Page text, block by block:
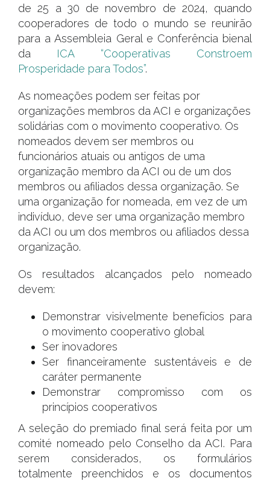
de 25 a 30 de novembro de 2024, quando
cooperadores de todo o mundo se reunirão
para a Assembleia Geral e Conferência bienal
da ICA “Cooperativas Constroem
Prosperidade para Todos”.
As nomeações podem ser feitas por
organizações membros da ACI e organizações
solidárias com o movimento cooperativo. Os
nomeados devem ser membros ou
funcionários atuais ou antigos de uma
organização membro da ACI ou de um dos
membros ou afiliados dessa organização. Se
uma organização for nomeada, em vez de um
indivíduo, deve ser uma organização membro
da ACI ou um dos membros ou afiliados dessa
organização.
Os resultados alcançados pelo nomeado
devem:
Demonstrar visivelmente benefícios para
o movimento cooperativo global
Ser inovadores
Ser financeiramente sustentáveis e de
caráter permanente
Demonstrar compromisso com os
princípios cooperativos
A seleção do premiado final será feita por um
comité nomeado pelo Conselho da ACI. Para
serem considerados, os formulários
totalmente preenchidos e os documentos